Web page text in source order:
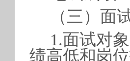
（三）面
1.面试对
绩高低和岗